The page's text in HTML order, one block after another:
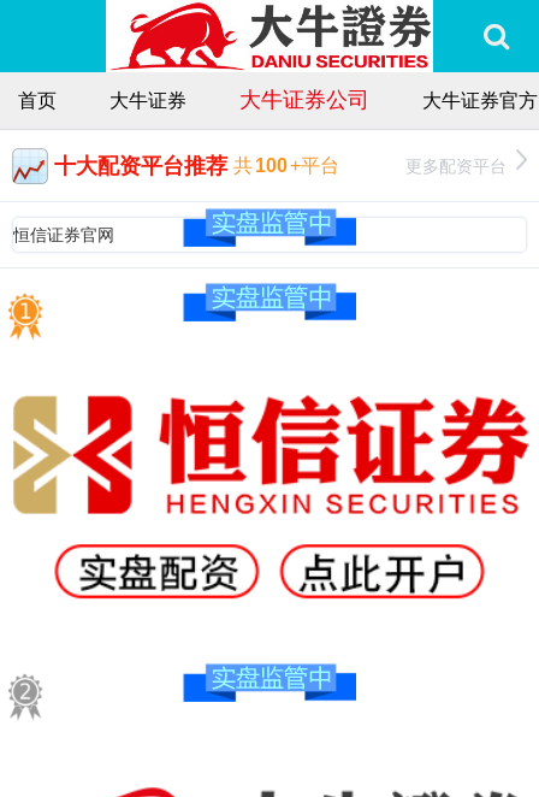
首页 大牛证券 大牛证券公司 大牛证券官
十大配资平台推荐 共100+平台 更多配资平台
恒信证券官网